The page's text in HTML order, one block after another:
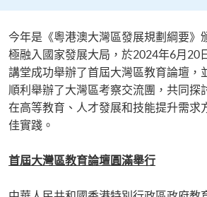
今年是《粵港澳大灣區發展規劃綱要》
極融入國家發展大局，於2024年6月20
講堂成功舉辦了首屆大灣區教育論壇，
順利舉辦了大灣區考察交流團，共同探
在高等教育、人才發展和技能提升需求
佳實踐。
首屆大灣區教育論壇圓滿舉行